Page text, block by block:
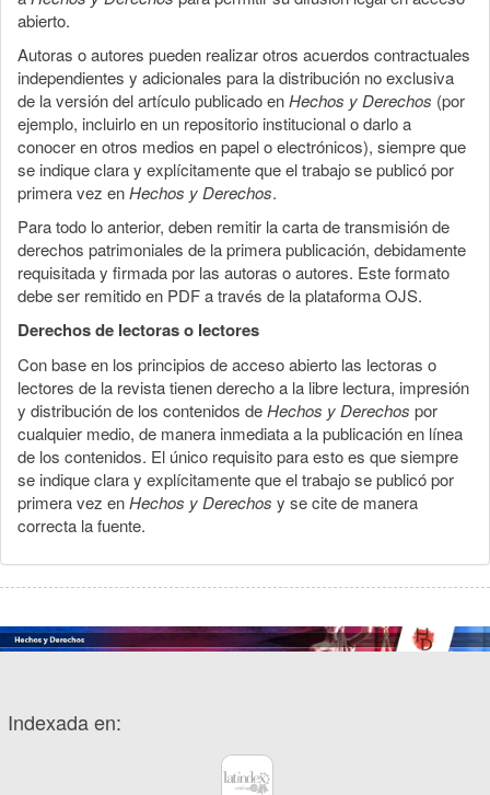
abierto.
Autoras o autores pueden realizar otros acuerdos contractuales
independientes y adicionales para la distribución no exclusiva
de la versión del artículo publicado enHechos y Derechos (por
ejemplo, incluirlo en un repositorio institucional o darlo a
conocer en otros medios en papel o electrónicos), siempre que
se indique clara y explícitamente que el trabajo se publicó por
primera vez enHechos y Derechos.
Para todo lo anterior, deben remitir la carta de transmisión de
derechos patrimoniales de la primera publicación, debidamente
requisitada y firmada por las autoras o autores. Este formato
debe ser remitido en PDF a través de la plataforma OJS.
Derechos de lectoras o lectores
Con base en los principios de acceso abierto las lectoras o
lectores de la revista tienen derecho a la libre lectura, impresión
y distribución de los contenidos deHechos y Derechos por
cualquier medio, de manera inmediata a la publicación en línea
de los contenidos. El único requisito para esto es que siempre
se indique clara y explícitamente que el trabajo se publicó por
primera vez enHechos y Derechos y se cite de manera
correcta la fuente.
Indexada en: